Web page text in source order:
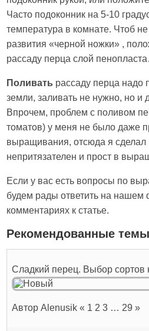
Часто подоконник на 5-10
температура в комнате. Чтоб
развития «черной ножки» ,
рассаду перца слой
Поливать рассаду перца надо
земли, заливать не нужно, но и
Впрочем, проблем с поливом
томатов) у меня не было даже
выращивания, отсюда я сделал
непритязателен и прост в
Если у вас есть вопросы по
будем рады ответить на нашем
комментариях к статье.
Рекомендованные
Сладкий перец. Выбор сортов
Автор Alenusik « 1 2 3 … 29 »